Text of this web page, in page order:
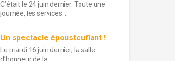
C’était le 24 juin dernier. Toute une
journée, les services …
Un spectacle époustouflant !
Le mardi 16 juin dernier, la salle
d’honneur de la …